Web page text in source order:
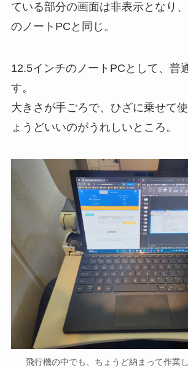
ている部分の画面は非表示となり
のノートPCと同じ。
12.5インチのノートPCとして、普
す。
大きさが手ごろで、ひざに乗せて
ょうどいいのがうれしいところ。
飛行機の中でも、ちょうど納まって作業